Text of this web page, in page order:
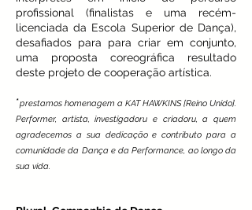
profissional (finalistas e uma recém-
licenciada da Escola Superior de Dança),
desafiados para para criar em conjunto,
uma proposta coreográfica resultado
deste projeto de cooperação artística.
*prestamos homenagem a KAT HAWKINS [Reino Unido].
Performer, artista, investigadoru e criadoru, a quem
agradecemos a sua dedicação e contributo para a
comunidade da Dança e da Performance, ao longo da
sua vida.